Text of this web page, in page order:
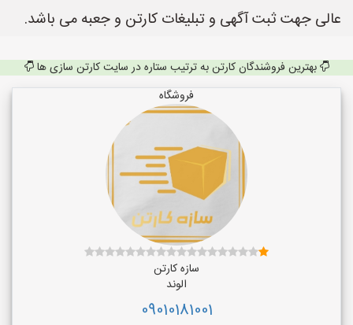
عالی جهت ثبت آگهی و تبلیغات کارتن و جعبه می باشد.
بهترین فروشندگان کارتن به ترتیب ستاره در سایت کارتن سازی ها
فروشگاه
سازه کارتن
الوند
09010181001